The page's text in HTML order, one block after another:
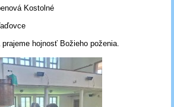
Kostolné
hojnosť Božieho poženia.